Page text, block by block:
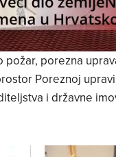
porezna
Poreznoj
i državne